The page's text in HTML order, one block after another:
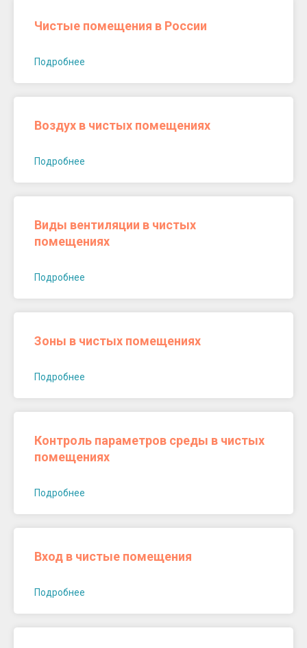
Чистые помещения в России
Подробнее
Воздух в чистых помещениях
Подробнее
Виды вентиляции в чистых
помещениях
Подробнее
Зоны в чистых помещениях
Подробнее
Контроль параметров среды в чистых
помещениях
Подробнее
Вход в чистые помещения
Подробнее